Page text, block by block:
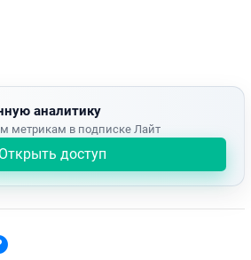
аналитику
метрикам в подписке Лайт
Открыть доступ